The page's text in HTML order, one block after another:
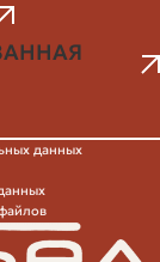
250х120х88
эти размеры
Важна
данных